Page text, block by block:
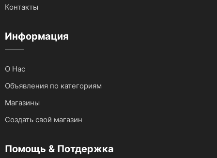
Контакты
Информация
О Нас
Объявления по категориям
Магазины
Создать свой магазин
Помощь & Потдержка